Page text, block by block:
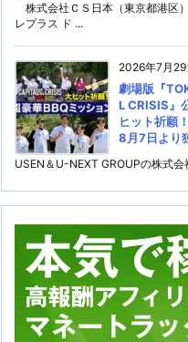
株式会社ＣＳ日本（東京都港区
レプラス ド ...
2026年7月29
劇場版『
L CRISIS』
ヒット祈願
8月7日より
USEN＆U-NEXT GROUPの株式